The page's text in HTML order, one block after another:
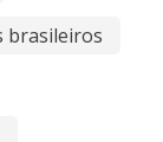
brasileiros